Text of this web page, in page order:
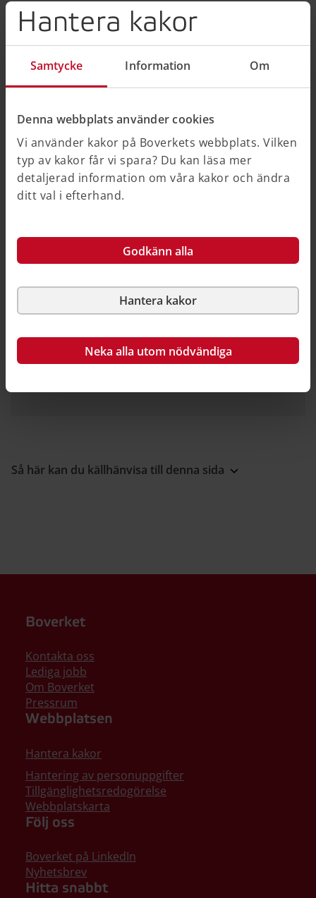
Hantera kakor
Samtycke Information Om
Denna webbplats använder cookies
Vi använder kakor på Boverkets webbplats. Vilken
typ av kakor får vi spara? Du kan läsa mer
detaljerad information om våra kakor och ändra
ditt val i efterhand.
Godkänn alla
Hantera kakor
Neka alla utom nödvändiga
som tas upp i rapporten, som även lyfter fram exempel
från kommuner.
offentlig sektor föreslår Boverket insatser inom
följande fält:
stärk kommunernas kompetens
skapa regionala kompetenscentra
genomför statliga insatser
stärk arkitekturen i samhällsdebatten
plan- och bygglagstiftningen.
information".
Relaterad information
På Boverket
Så här kan du källhänvisa till denna sida
Boverket
Kontakta oss
Lediga jobb
Om Boverket
Pressrum
Webbplatsen
Hantera kakor
Hantering av personuppgifter
Tillgänglighetsredogörelse
Webbplatskarta
Följ oss
Boverket på LinkedIn
Nyhetsbrev
Hitta snabbt